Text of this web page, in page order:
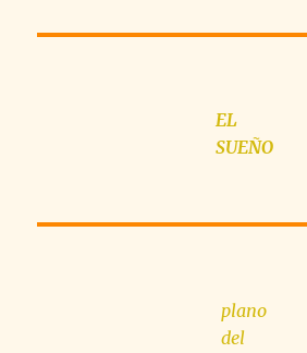
EL
SUEÑO
plano
del